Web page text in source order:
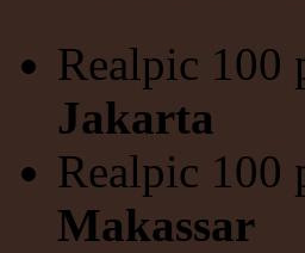
Realpic 100
Jakarta
Realpic 100
Makassar